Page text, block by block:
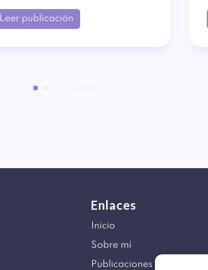
Leer publicación
Enlaces
Inicio
Sobre mí
Publicaciones